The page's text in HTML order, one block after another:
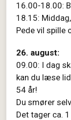
16.00-18.00:
18.15:
Pede vil spille
26. august:
09.00: I dag
kan du læse
54 år!
Du smører
Det tager ca.